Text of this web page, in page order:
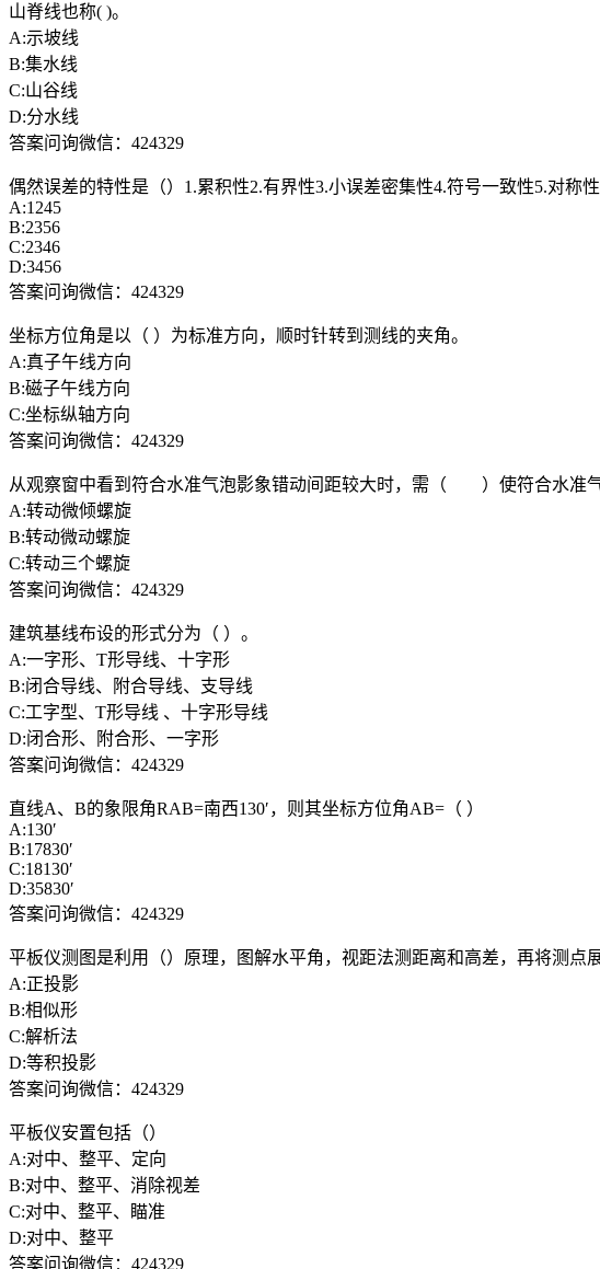
山脊线也称( )。
A:示坡线
B:集水线
C:山谷线
D:分水线
答案问询微信：424329
偶然误差的特性是（）1.累积性2.有界性3.小误差密集性4.符号一致性5.对称
A:1245
B:2356
C:2346
D:3456
答案问询微信：424329
坐标方位角是以（ ）为标准方向，顺时针转到测线的夹角。
A:真子午线方向
B:磁子午线方向
C:坐标纵轴方向
答案问询微信：424329
从观察窗中看到符合水准气泡影象错动间距较大时，需（ ）使符合水准
A:转动微倾螺旋
B:转动微动螺旋
C:转动三个螺旋
答案问询微信：424329
建筑基线布设的形式分为（ ）。
A:一字形、T形导线、十字形
B:闭合导线、附合导线、支导线
C:工字型、T形导线 、十字形导线
D:闭合形、附合形、一字形
答案问询微信：424329
直线A、B的象限角RAB=南西130′，则其坐标方位角AB=（ ）
A:130′
B:17830′
C:18130′
D:35830′
答案问询微信：424329
平板仪测图是利用（）原理，图解水平角，视距法测距离和高差，再将测点
A:正投影
B:相似形
C:解析法
D:等积投影
答案问询微信：424329
平板仪安置包括（）
A:对中、整平、定向
B:对中、整平、消除视差
C:对中、整平、瞄准
D:对中、整平
答案问询微信：424329